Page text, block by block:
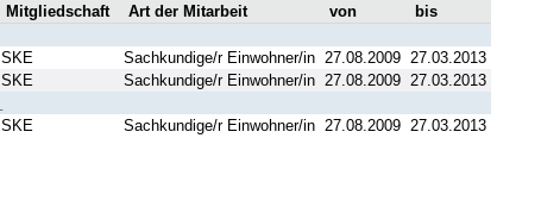
Mitgliedschaft Art der Mitarbeit von
bis
SKE Sachkundige/r Einwohner/in 27.08.2009
27.03.2013
SKE Sachkundige/r Einwohner/in 27.08.2009
27.03.2013
SKE Sachkundige/r Einwohner/in 27.08.2009 27.03.2013